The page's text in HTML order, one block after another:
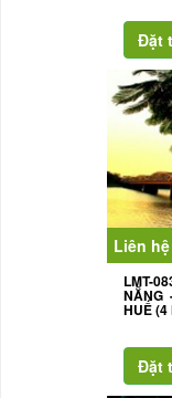
Liên hệ
LMT-
NẴNG
HUẾ (4